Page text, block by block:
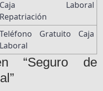
Caja Laboral
Repatriación
Teléfono Gratuito Caja
Laboral
“Seguro de